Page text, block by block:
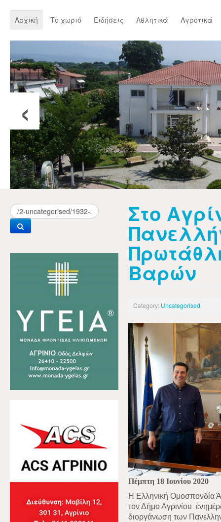
Αρχική Το χωριό Ειδήσεις Αθλητικά Αγροτικά
‹
Στο
Βαρών
Category: Uncategorised
Πέμπτη 18 Ιουνίου 2020
Η Ελληνική Ομοσπονδία
τον Δήμο Αγρινίου
διοργάνωση των